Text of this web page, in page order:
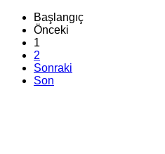
Başlangıç
Önceki
1
2
Sonraki
Son